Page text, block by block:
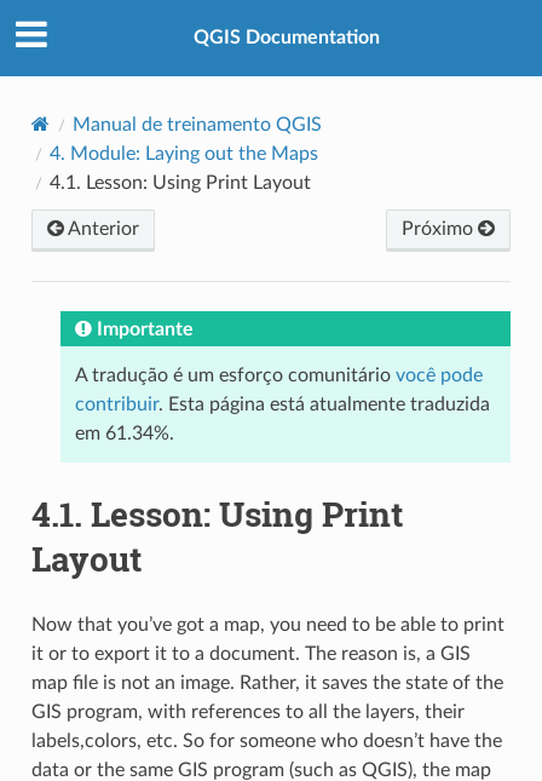
QGIS Documentation
Manual de treinamento QGIS
4. Module: Laying out the Maps
4.1. Lesson: Using Print Layout
Anterior Próximo
Importante
A tradução é um esforço comunitário você pode
contribuir. Esta página está atualmente traduzida
em 61.34%.
4.1. Lesson: Using Print
Layout
Now that you’ve got a map, you need to be able to print
it or to export it to a document. The reason is, a GIS
map file is not an image. Rather, it saves the state of the
GIS program, with references to all the layers, their
labels,colors, etc. So for someone who doesn’t have the
data or the same GIS program (such as QGIS), the map